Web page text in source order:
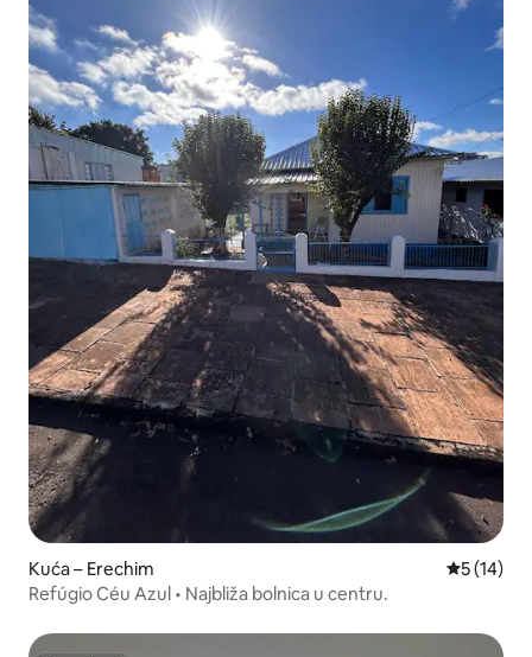
Kuća – Erechim Prosječna
5 (14)
Refúgio Céu Azul • Najbliža bolnica u centru.